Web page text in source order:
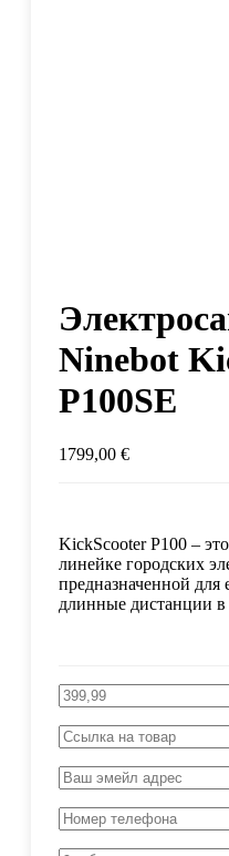
Ninebot
P100SE
1799,00 €
KickScooter P100 –
линейке городских
предназначенной
длинные дистанции